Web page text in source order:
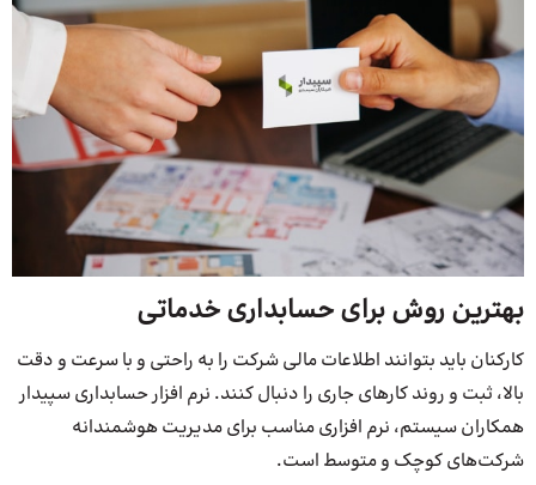
بهترین روش برای حسابداری خدماتی
کارکنان باید بتوانند اطلاعات مالی شرکت را به راحتی و با سرعت و دقت
بالا، ثبت و روند کارهای جاری را دنبال کنند. نرم افزار حسابداری سپیدار
همکاران سیستم، نرم افزاری مناسب برای مدیریت هوشمندانه
شرکت‌های کوچک و متوسط است.